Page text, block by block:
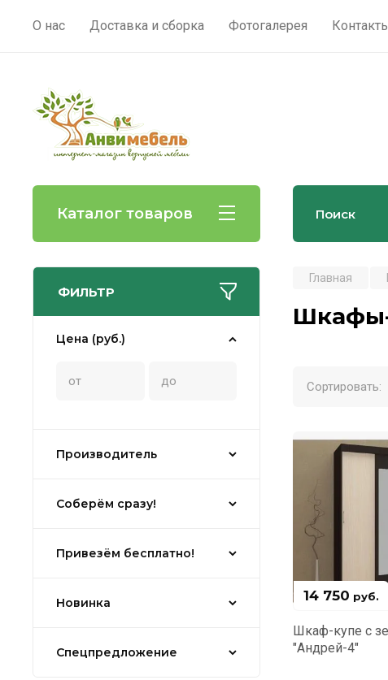
О нас Доставка и сборка Фотогалерея
Каталог товаров
ФИЛЬТР
Цена (руб.)
Производитель
Соберём сразу!
Привезём бесплатно!
Новинка
Спецпредложение
Главная
Сортировать:
14 750 руб.
Шкаф-купе с
"Андрей-4"